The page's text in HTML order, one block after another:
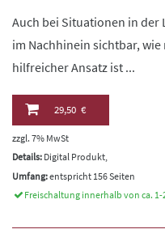
Auch bei Situationen in
im Nachhinein sichtbar,
hilfreicher Ansatz ist ...
29,50 €
zzgl. 7% MwSt
Details: Digital Produkt,
Umfang:entspricht 156 Seiten
Freischaltung innerhalb von ca. 1-